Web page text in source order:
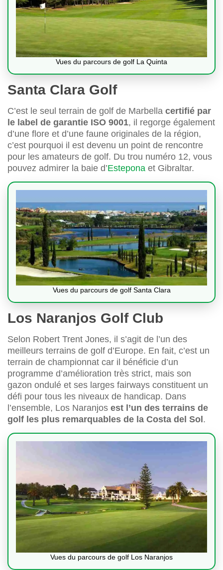
Vues du parcours de golf La Quinta
Santa Clara Golf
C’est le seul terrain de golf de Marbella certifié par
le label de garantie ISO 9001, il regorge également
d’une flore et d’une faune originales de la région,
c’est pourquoi il est devenu un point de rencontre
pour les amateurs de golf. Du trou numéro 12, vous
pouvez admirer la baie d’Estepona et Gibraltar.
Vues du parcours de golf Santa Clara
Los Naranjos Golf Club
Selon Robert Trent Jones, il s’agit de l’un des
meilleurs terrains de golf d’Europe. En fait, c’est un
terrain de championnat car il bénéficie d’un
programme d’amélioration très strict, mais son
gazon ondulé et ses larges fairways constituent un
défi pour tous les niveaux de handicap. Dans
l’ensemble, Los Naranjos est l’un des terrains de
golf les plus remarquables de la Costa del Sol.
Vues du parcours de golf Los Naranjos